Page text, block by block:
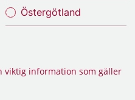
Östergötland
viktig information som gäller